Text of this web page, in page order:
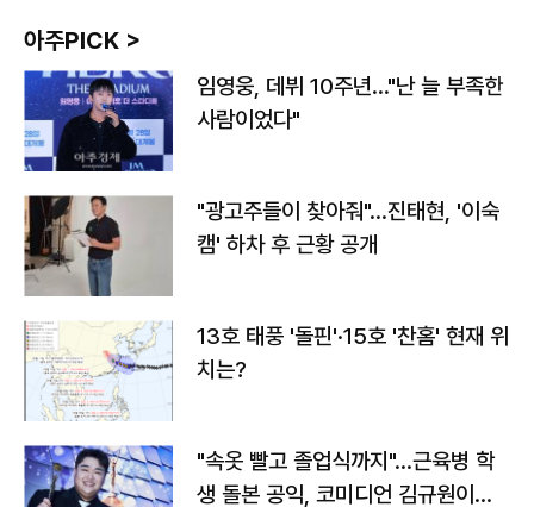
아주PICK >
임영웅, 데뷔 10주년…"난 늘 부족한
사람이었다"
"광고주들이 찾아줘"…진태현, '이숙
캠' 하차 후 근황 공개
13호 태풍 '돌핀'·15호 '찬홈' 현재 위
치는?
"속옷 빨고 졸업식까지"…근육병 학
생 돌본 공익, 코미디언 김규원이었